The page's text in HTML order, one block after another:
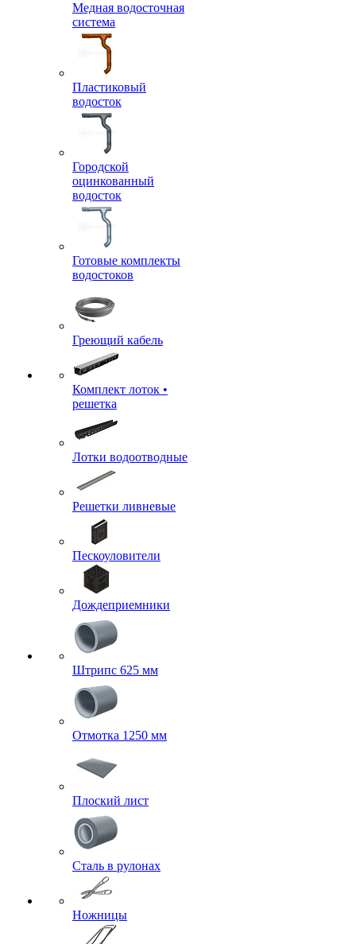
Медная водосточная
система
Пластиковый
водосток
Городской
оцинкованный
водосток
Готовые комплекты
водостоков
Греющий кабель
Комплект лоток •
решетка
Лотки водоотводные
Решетки ливневые
Пескоуловители
Дождеприемники
Штрипс 625 мм
Отмотка 1250 мм
Плоский лист
Сталь в рулонах
Ножницы